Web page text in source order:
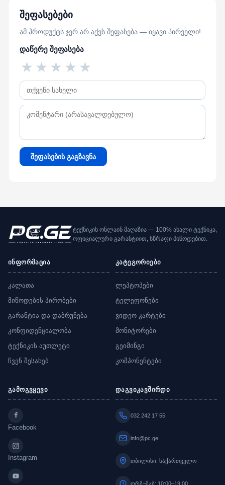
შეფასებები
ამ პროდუქტს ჯერ არ აქვს შეფასება — იყავი პირველი!
დაწერე შეფასება
★
★
★
★
★
შეფასების გაგზავნა
ტექნიკის ონლაინ მაღაზია — 100% ახალი ტექნიკა,
ოფიციალური გარანტიით, სწრაფი მიწოდებით.
ინფორმაცია
კალათა
მიწოდების პირობები
გარანტია და დაბრუნება
კონფიდენციალობა
ტექნიკის აუთლეტი
ჩვენ შესახებ
კატეგორიები
ლეპტოპები
ტელეფონები
ვიდეო კარტები
მონიტორები
გეიმინგი
კომპონენტები
გამოგვყევი
Facebook
Instagram
დაგვიკავშირდი
032 242 17 55
info@pc.ge
თბილისი, საქართველო
ორშ–შაბ: 10:00–19:00